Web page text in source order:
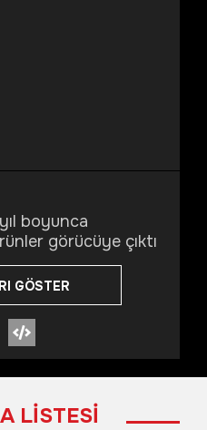
boyunca
görücüye çıktı
GÖSTER
LİSTESİ